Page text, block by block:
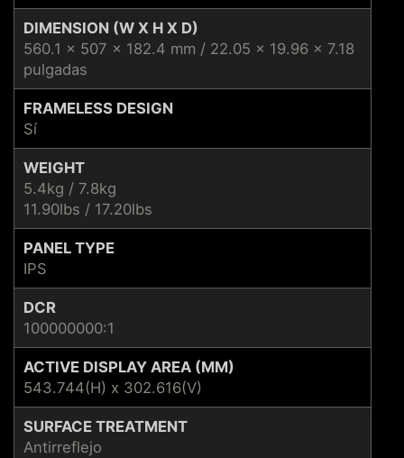
DIMENSION (W X H X D)
560.1 x 507 x 182.4 mm / 22.05 x 19.96 x 7.18
pulgadas
FRAMELESS DESIGN
Sí
WEIGHT
5.4kg / 7.8kg
11.90lbs / 17.20lbs
PANEL TYPE
IPS
DCR
100000000:1
ACTIVE DISPLAY AREA (MM)
543.744(H) x 302.616(V)
SURFACE TREATMENT
Antirreflejo